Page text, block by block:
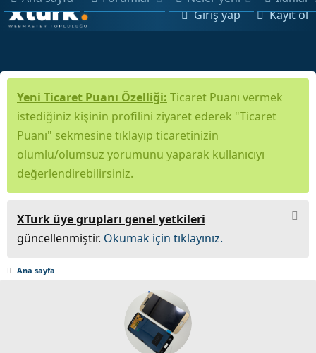
Giriş yap Kayıt ol
Yeni Ticaret Puanı Özelliği: Ticaret Puanı vermek
istediğiniz kişinin profilini ziyaret ederek "Ticaret
Puanı" sekmesine tıklayıp ticaretinizin
olumlu/olumsuz yorumunu yaparak kullanıcıyı
değerlendirebilirsiniz.
XTurk üye grupları genel yetkileri
güncellenmiştir. Okumak için tıklayınız.
Ana sayfa